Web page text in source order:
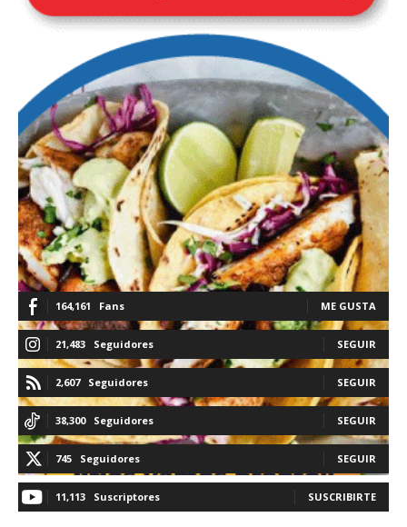
164,161 Fans ME GUSTA
21,483 Seguidores SEGUIR
2,607 Seguidores SEGUIR
38,300 Seguidores SEGUIR
745 Seguidores SEGUIR
11,113 Suscriptores SUSCRIBIRTE